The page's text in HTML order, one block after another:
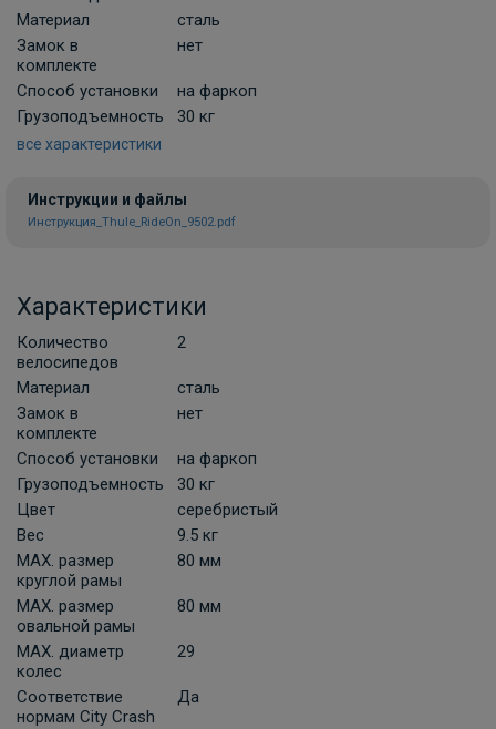
Материал
сталь
Замок в
комплекте
нет
Способ установки
на фаркоп
Грузоподъемность
30 кг
все характеристики
Инструкции и файлы
Инструкция_Thule_RideOn_9502.pdf
Характеристики
Количество
велосипедов
2
Материал
сталь
Замок в
комплекте
нет
Способ установки
на фаркоп
Грузоподъемность
30 кг
Цвет
серебристый
Вес
9.5 кг
MAX. размер
круглой рамы
80 мм
MAX. размер
овальной рамы
80 мм
MAX. диаметр
колес
29
Соответствие
нормам City Crash
Да